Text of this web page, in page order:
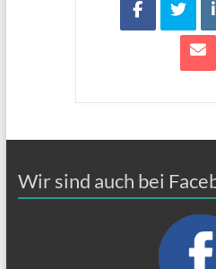
Wir sind auch bei